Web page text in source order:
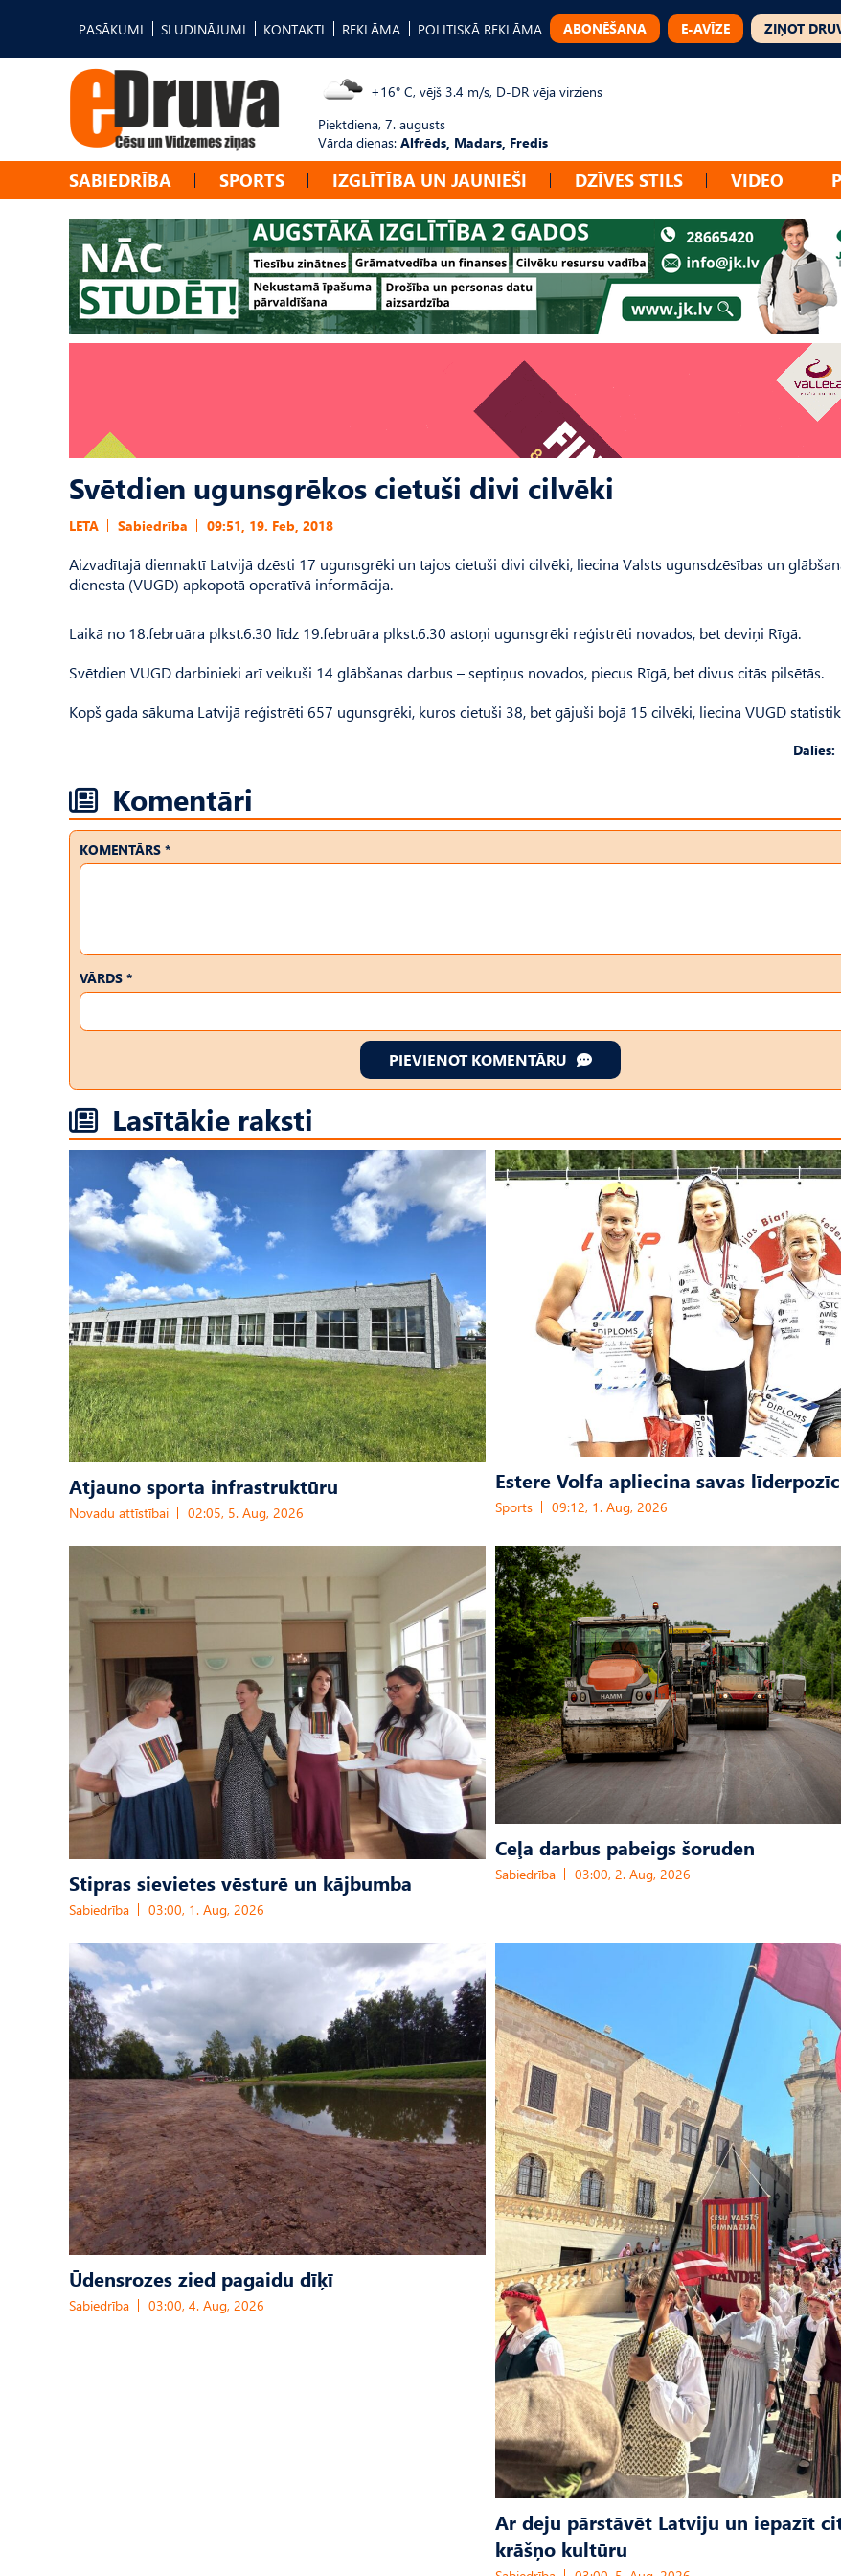
PASĀKUMI SLUDINĀJUMI KONTAKTI REKLĀMA POLITISKĀ REKLĀMA ABONĒŠANA E-AVĪZE ZIŅOT
+16° C, vējš 3.4 m/s, D-DR vēja virziens
Piektdiena, 7. augusts
Vārda dienas: Alfrēds, Madars, Fredis
SABIEDRĪBA SPORTS IZGLĪTĪBA UN JAUNIEŠI DZĪVES STILS VIDEO
Svētdien ugunsgrēkos cietuši divi cilvēki
LETA Sabiedrība 09:51, 19. Feb, 2018
Aizvadītajā diennaktī Latvijā dzēsti 17 ugunsgrēki un tajos cietuši divi cilvēki, liecina Valsts ugunsdzēsības un
dienesta (VUGD) apkopotā operatīvā informācija.
Laikā no 18.februāra plkst.6.30 līdz 19.februāra plkst.6.30 astoņi ugunsgrēki reģistrēti novados, bet deviņi Rīgā.
Svētdien VUGD darbinieki arī veikuši 14 glābšanas darbus – septiņus novados, piecus Rīgā, bet divus citās pilsētās.
Kopš gada sākuma Latvijā reģistrēti 657 ugunsgrēki, kuros cietuši 38, bet gājuši bojā 15 cilvēki, liecina VUGD
Dalies:
Komentāri
KOMENTĀRS *
VĀRDS *
PIEVIENOT KOMENTĀRU
Lasītākie raksti
Atjauno sporta infrastruktūru
Novadu attīstībai 02:05, 5. Aug, 2026
Estere Volfa apliecina savas
Sports 09:12, 1. Aug, 2026
Stipras sievietes vēsturē un kājbumba
Sabiedrība 03:00, 1. Aug, 2026
Ceļa darbus pabeigs šoruden
Sabiedrība 03:00, 2. Aug, 2026
Ūdensrozes zied pagaidu dīķī
Sabiedrība 03:00, 4. Aug, 2026
Ar deju pārstāvēt Latviju un iepazīt
krāšņo kultūru